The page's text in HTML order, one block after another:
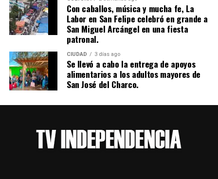
Con caballos, música y mucha fe, La
Labor en San Felipe celebró en grande a
San Miguel Arcángel en una fiesta
patronal.
CIUDAD 3 días ago
Se llevó a cabo la entrega de apoyos
alimentarios a los adultos mayores de
San José del Charco.